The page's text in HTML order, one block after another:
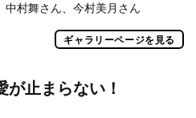
中村舞さん、今村美月さん
ギャラリーページを見る
止まらない！